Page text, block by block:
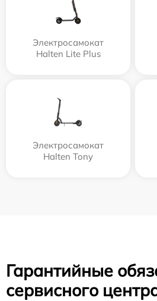
Электросамокат
Halten Lite Plus
Электросамокат
Halten Tony
Гарантийные
сервисного